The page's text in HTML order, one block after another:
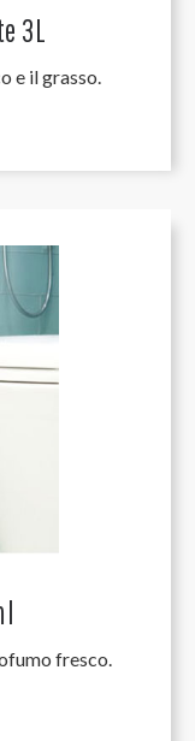
3L
e il grasso.
fresco.